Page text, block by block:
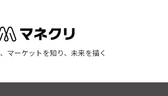
マーケットを知り、未来を描く